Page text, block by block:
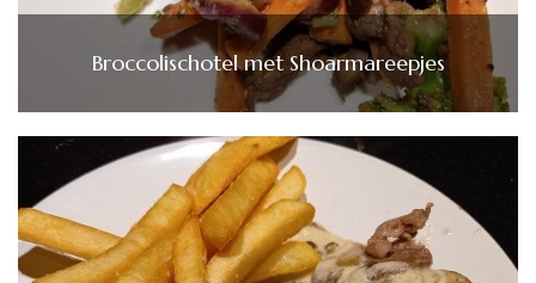
Broccolischotel met Shoarmareepjes